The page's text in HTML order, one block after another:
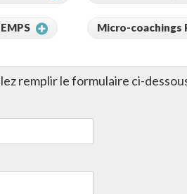
Micro-coachings
remplir le formulaire ci-